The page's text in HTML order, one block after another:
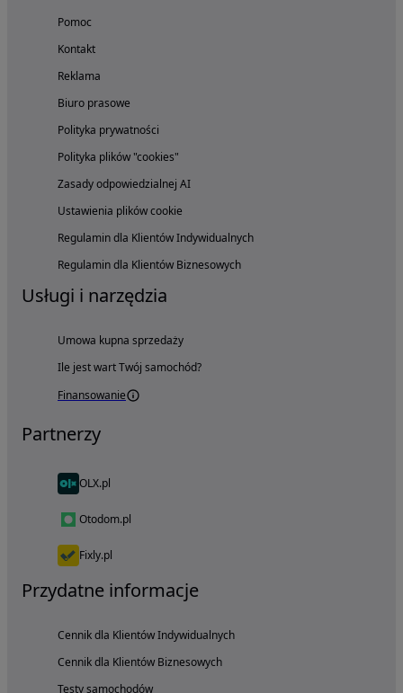
Pomoc
Kontakt
Reklama
Biuro prasowe
Polityka prywatności
Polityka plików "cookies"
Zasady odpowiedzialnej AI
Ustawienia plików cookie
Regulamin dla Klientów Indywidualnych
Regulamin dla Klientów Biznesowych
Usługi i narzędzia
Umowa kupna sprzedaży
Ile jest wart Twój samochód?
Finansowanie
Partnerzy
OLX.pl
Otodom.pl
Fixly.pl
Przydatne informacje
Cennik dla Klientów Indywidualnych
Cennik dla Klientów Biznesowych
Testy samochodów